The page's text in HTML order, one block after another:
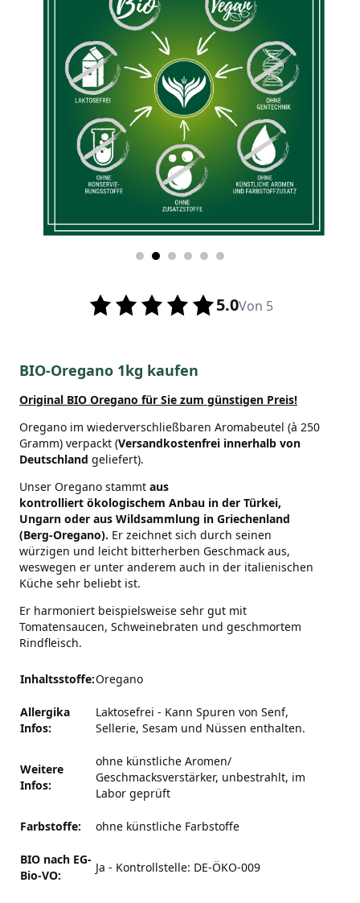
5.0Von 5
BIO-Oregano 1kg kaufen
Original BIO Oregano für Sie zum günstigen Preis!
Oregano im wiederverschließbaren Aromabeutel (à 250
Gramm) verpackt (Versandkostenfrei innerhalb von
Deutschland geliefert).
Unser Oregano stammt aus
kontrolliert ökologischem Anbau in der Türkei,
Ungarn oder aus Wildsammlung in Griechenland
(Berg-Oregano). Er zeichnet sich durch seinen
würzigen und leicht bitterherben Geschmack aus,
weswegen er unter anderem auch in der italienischen
Küche sehr beliebt ist.
Er harmoniert beispielsweise sehr gut mit
Tomatensaucen, Schweinebraten und geschmortem
Rindfleisch.
Inhaltsstoffe:Oregano
Allergika
Infos:
Laktosefrei - Kann Spuren von Senf,
Sellerie, Sesam und Nüssen enthalten.
Weitere
Infos:
ohne künstliche Aromen/
Geschmacksverstärker, unbestrahlt, im
Labor geprüft
Farbstoffe: ohne künstliche Farbstoffe
BIO nach EG-
Bio-VO:
Ja - Kontrollstelle: DE-ÖKO-009